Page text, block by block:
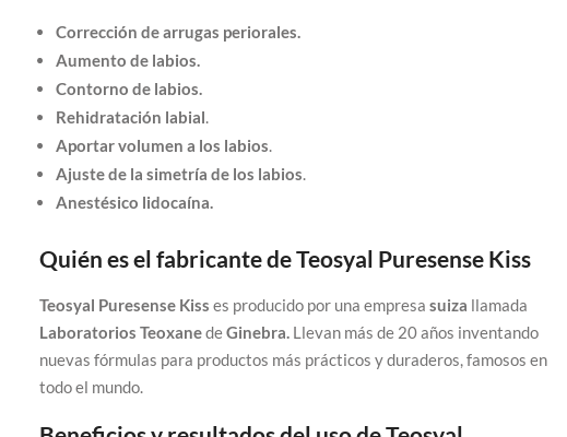
Corrección de arrugas periorales.
Aumento de labios.
Contorno de labios.
Rehidratación labial.
Aportar volumen a los labios.
Ajuste de la simetría de los labios.
Anestésico lidocaína.
Quién es el fabricante de Teosyal Puresense Kiss
Teosyal Puresense Kiss es producido por una empresa suiza llamada
Laboratorios TeoxanedeGinebra. Llevan más de 20 años inventando
nuevas fórmulas para productos más prácticos y duraderos, famosos en
todo el mundo.